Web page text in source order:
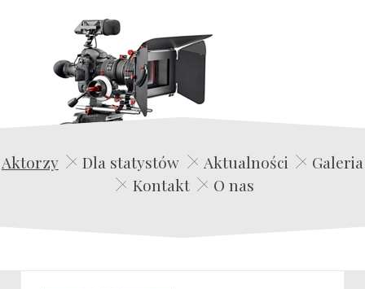
Edwin Film Agencja Aktorska
Aktorzy Dla statystów Aktualności
Galeria
Kontakt
O nas